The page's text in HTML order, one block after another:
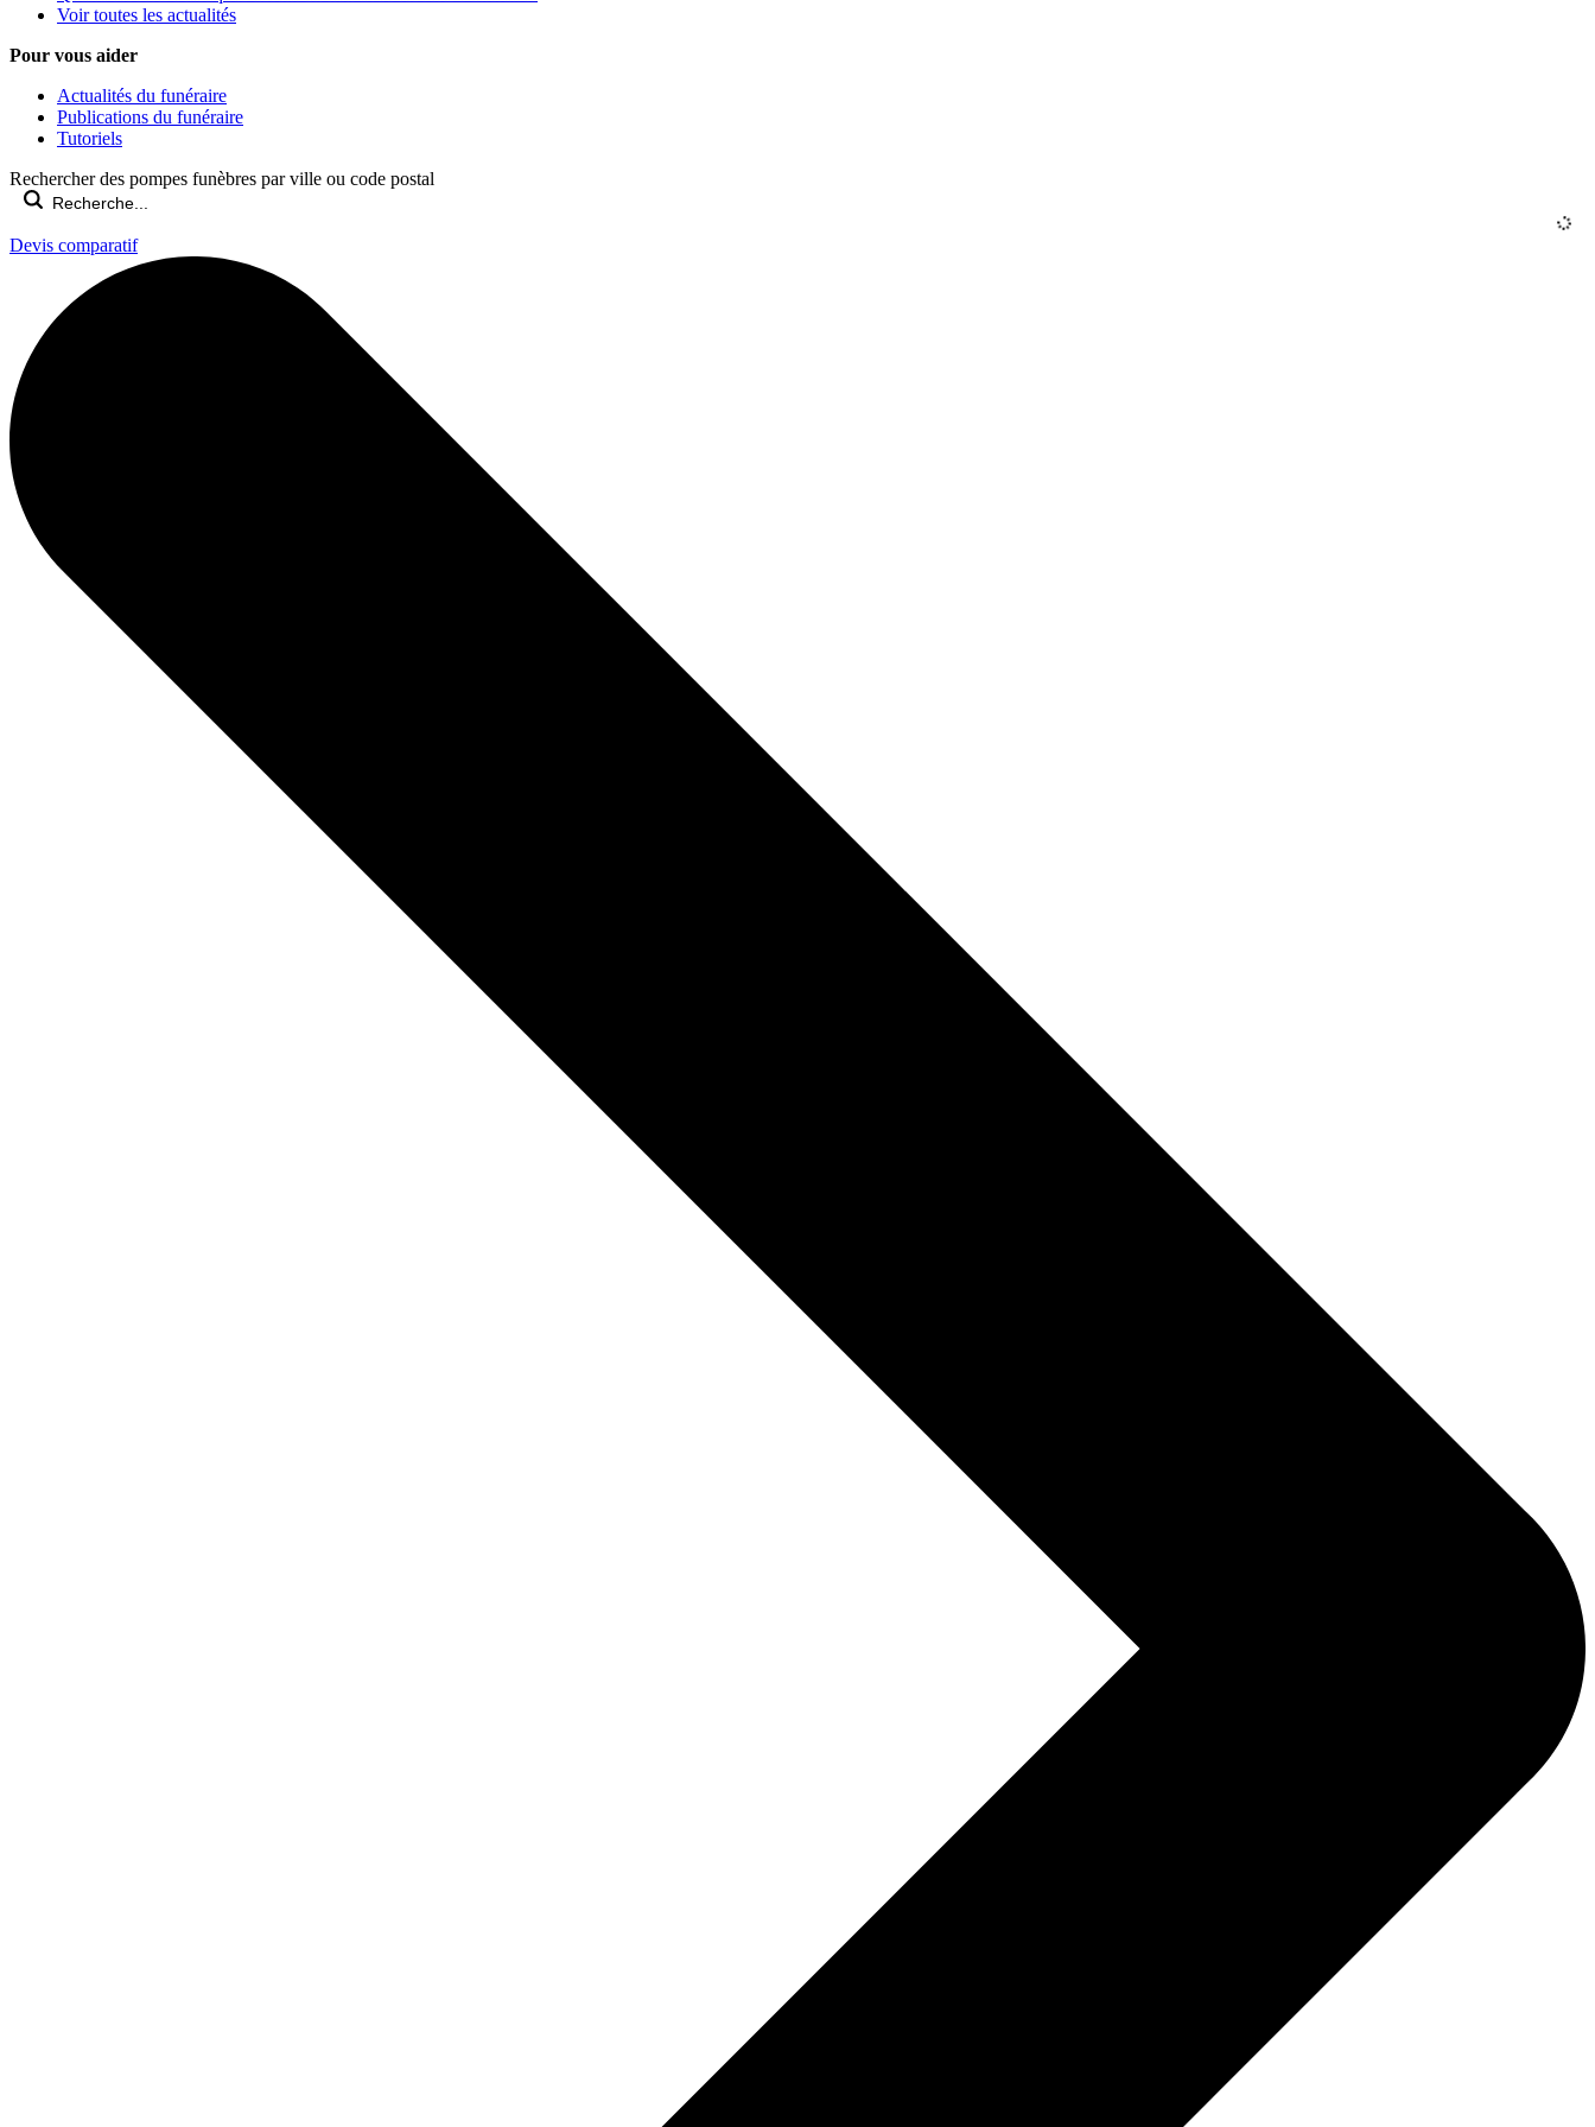
Voir toutes les actualités
Pour vous aider
Actualités du funéraire
Publications du funéraire
Tutoriels
Rechercher des pompes funèbres par ville ou code postal
Devis comparatif